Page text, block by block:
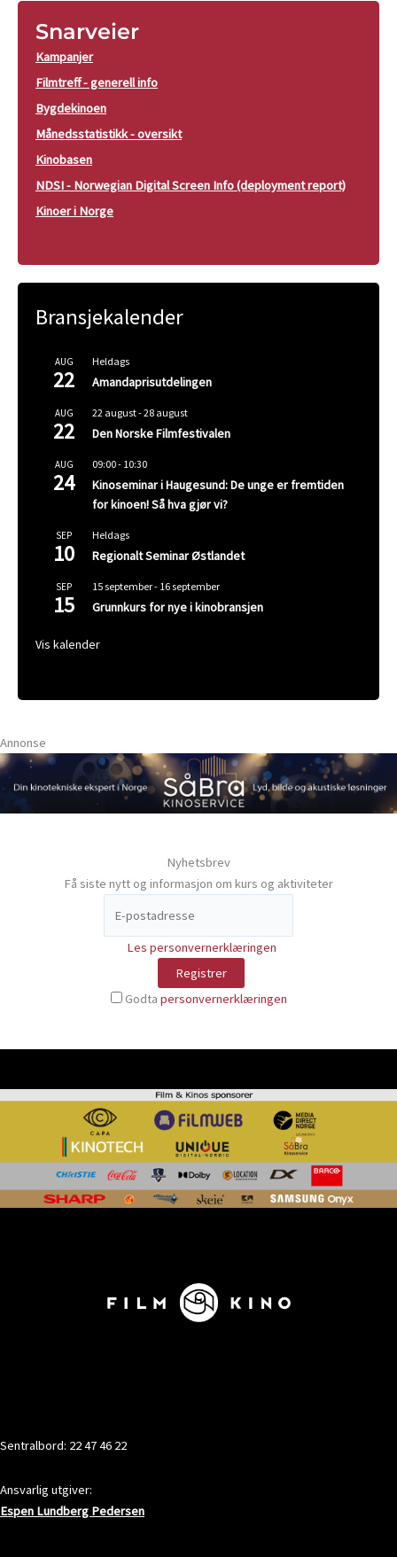
Snarveier
Kampanjer
Filmtreff - generell info
Bygdekinoen
Månedsstatistikk - oversikt
Kinobasen
NDSI - Norwegian Digital Screen Info (deployment report)
Kinoer i Norge
Bransjekalender
AUG
22
Heldags
Amandaprisutdelingen
AUG
22
22 august-28 august
Den Norske Filmfestivalen
AUG
24
09:00- 10:30
Kinoseminar i Haugesund: De unge er fremtiden
for kinoen! Så hva gjør vi?
SEP
10
Heldags
Regionalt Seminar Østlandet
SEP
15
15 september- 16 september
Grunnkurs for nye i kinobransjen
Vis kalender
Annonse
Nyhetsbrev
Få siste nytt og informasjon om kurs og aktiviteter
Les personvernerklæringen
Godta personvernerklæringen
Sentralbord: 22 47 46 22
Ansvarlig utgiver:
Espen Lundberg Pedersen